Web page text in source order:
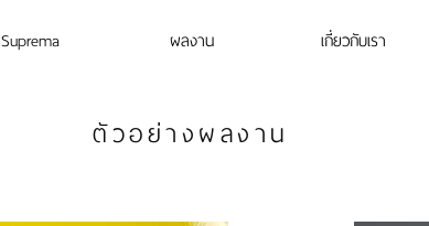
Suprema ผลงาน เกี่ยวกับเรา
ตัวอย่างผลงาน